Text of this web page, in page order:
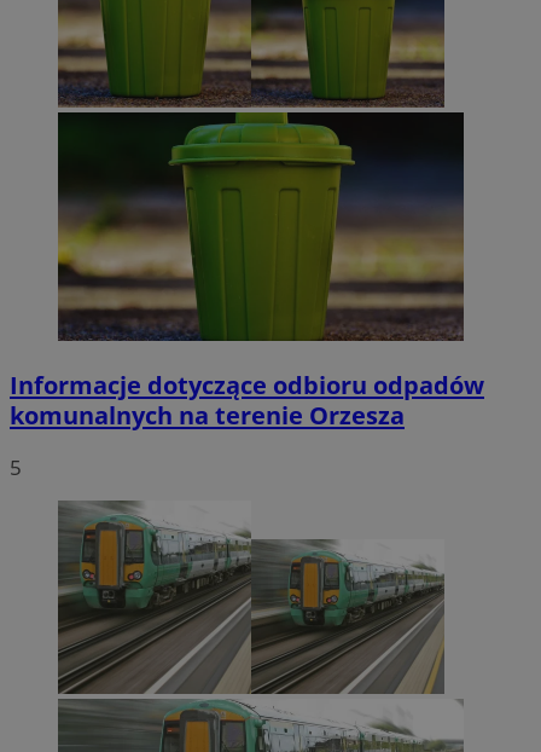
Informacje dotyczące odbioru odpadów
komunalnych na terenie Orzesza
5